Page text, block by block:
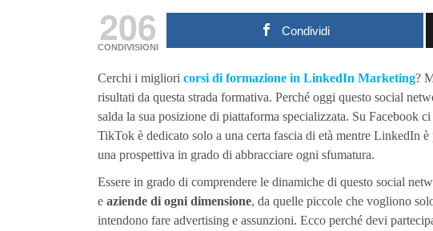
206
CONDIVISIONI
Condividi
Cerchi i migliori corsi di formazione in LinkedIn Marketing?
risultati da questa strada formativa. Perché oggi questo social
salda la sua posizione di piattaforma specializzata. Su Facebook
TikTok è dedicato solo a una certa fascia di età mentre LinkedIn
una prospettiva in grado di abbracciare ogni sfumatura.
Essere in grado di comprendere le dinamiche di questo social
e aziende di ogni dimensione, da quelle piccole che vogliono
intendono fare advertising e assunzioni. Ecco perché devi